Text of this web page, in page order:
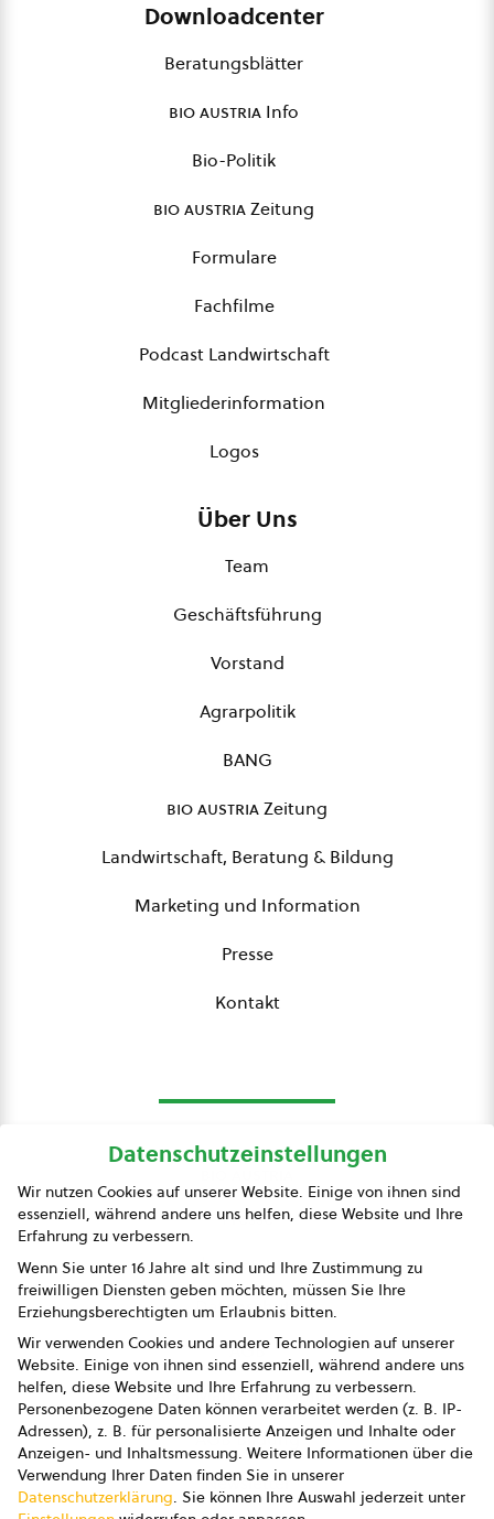
Downloadcenter
Beratungsblätter
bio austria Info
Bio-Politik
bio austriaZeitung
Formulare
Fachfilme
Podcast Landwirtschaft
Mitgliederinformation
Logos
Über Uns
Team
Geschäftsführung
Vorstand
Agrarpolitik
BANG
bio austriaZeitung
Landwirtschaft, Beratung & Bildung
Marketing und Information
Presse
Kontakt
Presse
Impressum
Datenschutz
AGB
AGB Marketing GmbH
AGB Bildung
Newsletter
Datenschutzeinstellungen
Wir nutzen Cookies auf unserer Website. Einige von ihnen sind
essenziell, während andere uns helfen, diese Website und Ihre
Erfahrung zu verbessern.
Wenn Sie unter 16 Jahre alt sind und Ihre Zustimmung zu
freiwilligen Diensten geben möchten, müssen Sie Ihre
Erziehungsberechtigten um Erlaubnis bitten.
Wir verwenden Cookies und andere Technologien auf unserer
Website. Einige von ihnen sind essenziell, während andere uns
helfen, diese Website und Ihre Erfahrung zu verbessern.
Personenbezogene Daten können verarbeitet werden (z. B. IP-
Adressen), z. B. für personalisierte Anzeigen und Inhalte oder
Anzeigen- und Inhaltsmessung. Weitere Informationen über die
Verwendung Ihrer Daten finden Sie in unserer
Datenschutzerklärung. Sie können Ihre Auswahl jederzeit unter